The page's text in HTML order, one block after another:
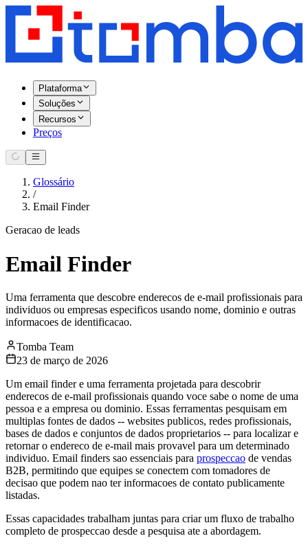
Plataforma
Soluções
Recursos
Preços
Glossário
/
Email Finder
Geracao de leads
Email Finder
Uma ferramenta que descobre enderecos de e-mail profissionais para
individuos ou empresas especificos usando nome, dominio e outras
informacoes de identificacao.
Tomba Team
23 de março de 2026
Um email finder e uma ferramenta projetada para descobrir
enderecos de e-mail profissionais quando voce sabe o nome de uma
pessoa e a empresa ou dominio. Essas ferramentas pesquisam em
multiplas fontes de dados -- websites publicos, redes profissionais,
bases de dados e conjuntos de dados proprietarios -- para localizar e
retornar o endereco de e-mail mais provavel para um determinado
individuo. Email finders sao essenciais para prospeccao de vendas
B2B, permitindo que equipes se conectem com tomadores de
decisao que podem nao ter informacoes de contato publicamente
listadas.
Essas capacidades trabalham juntas para criar um fluxo de trabalho
completo de prospeccao desde a pesquisa ate a abordagem.